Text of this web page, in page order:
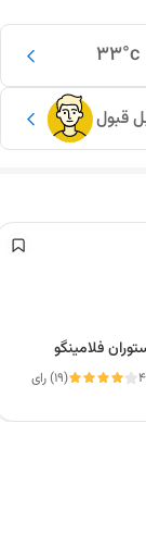
33°c
قبول
فلامینگو
(19) رای